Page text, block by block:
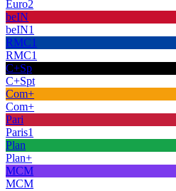
Euro2
beIN
beIN1
RMC1
RMC1
C+Sp
C+Spt
Com+
Com+
Pari
Paris1
Plan
Plan+
MCM
MCM